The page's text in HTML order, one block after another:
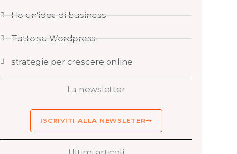
Ho un'idea di business
Tutto su Wordpress
strategie per crescere online
La newsletter
ISCRIVITI ALLA NEWSLETER
Ultimi articoli